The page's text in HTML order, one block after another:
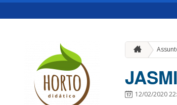
12/02/2020